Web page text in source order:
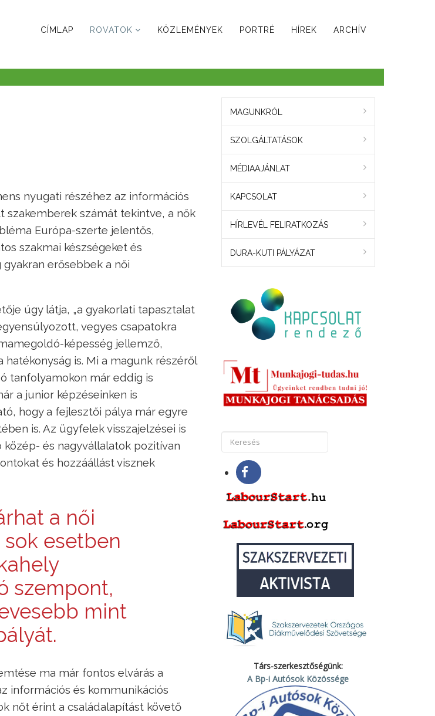
CÍMLAP ROVATOK KÖZLEMÉNYEK PORTRÉ HÍREK ARCHÍV
nyugati részéhez az információs
számát tekintve, a nők
Európa-szerte jelentős,
szakmai készségeket és
erősebbek a női
úgy látja, „a gyakorlati tapasztalat
vegyes csapatokra
képesség jellemző,
is. Mi a magunk részéről
tanfolyamokon már eddig is
a junior képzéseinken is
hogy a fejlesztői pálya már egyre
is. Az ügyfelek visszajelzései is
és nagyvállalatok pozitívan
és hozzáállást visznek
a női
esetben
szempont,
mint
ma már fontos elvárás a
információs és kommunikációs
nőt érint a családalapítást követő
MAGUNKRÓL
SZOLGÁLTATÁSOK
MÉDIAAJÁNLAT
KAPCSOLAT
HÍRLEVÉL FELIRATKOZÁS
DURA-KUTI PÁLYÁZAT
Társ-szerkesztőségünk:
A Bp-i Autósok Közössége